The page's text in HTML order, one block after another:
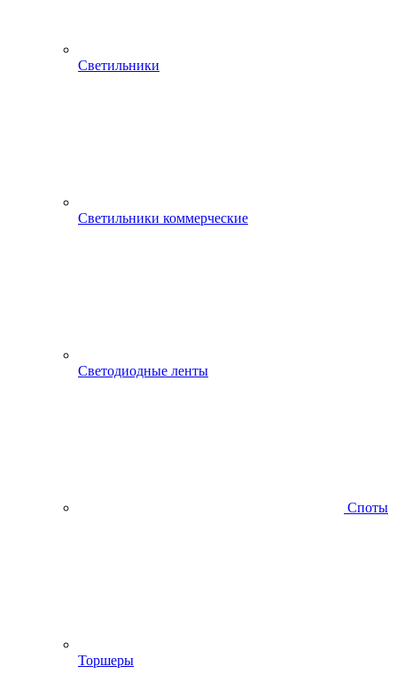
Светильники
Светильники коммерческие
Светодиодные ленты
Споты
Торшеры